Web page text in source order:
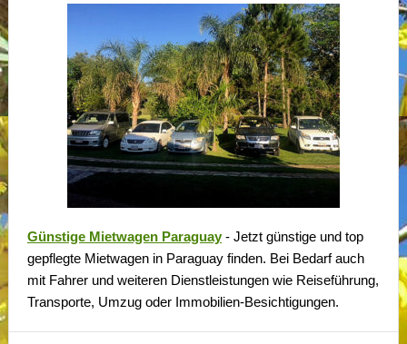
Günstige Mietwagen Paraguay- Jetzt günstige und top
gepflegte Mietwagen in Paraguay finden. Bei Bedarf auch
mit Fahrer und weiteren Dienstleistungen wie Reiseführung,
Transporte, Umzug oder Immobilien-Besichtigungen.